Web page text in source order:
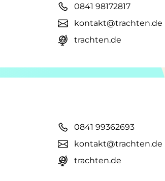
0841 98172817
kontakt@trachten.de
trachten.de
0841 99362693
kontakt@trachten.de
trachten.de